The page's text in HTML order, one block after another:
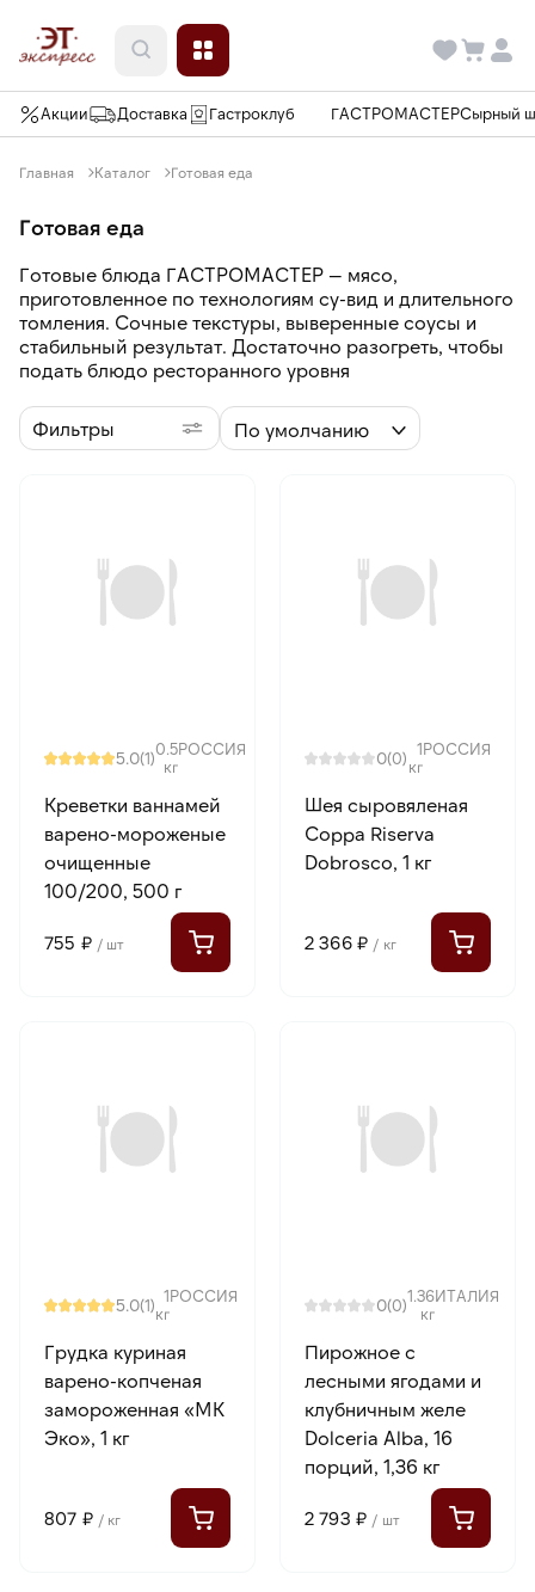
Акции Доставка Гастроклуб ГАСТРОМАСТЕРСырный
Главная Каталог Готовая еда
Готовая еда
Готовые блюда ГАСТРОМАСТЕР — мясо,
приготовленное по технологиям су-вид и длительного
томления. Сочные текстуры, выверенные соусы и
стабильный результат. Достаточно разогреть, чтобы
подать блюдо ресторанного уровня
Фильтры По умолчанию
5.0(1)0.5
кг
РОССИЯ
Креветки ваннамей
варено-мороженые
очищенные
100/200, 500 г
755 ₽ / шт
0(0) 1
кг
РОССИЯ
Шея сыровяленая
Coppa Riserva
Dobrosco, 1 кг
2 366 ₽ / кг
5.0(1) 1
кг
РОССИЯ
Грудка куриная
варено-копченая
замороженная «МК
Эко», 1 кг
807 ₽ / кг
0(0)1.36
кг
ИТАЛИЯ
Пирожное с
лесными ягодами и
клубничным желе
Dolceria Alba, 16
порций, 1,36 кг
2 793 ₽ / шт